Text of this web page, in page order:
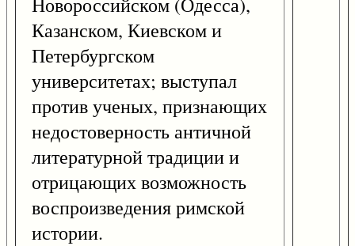
Казанском, Киевском и
Петербургском
университетах; выступал
против ученых, признающих
недостоверность античной
литературной традиции и
отрицающих возможность
воспроизведения римской
истории.